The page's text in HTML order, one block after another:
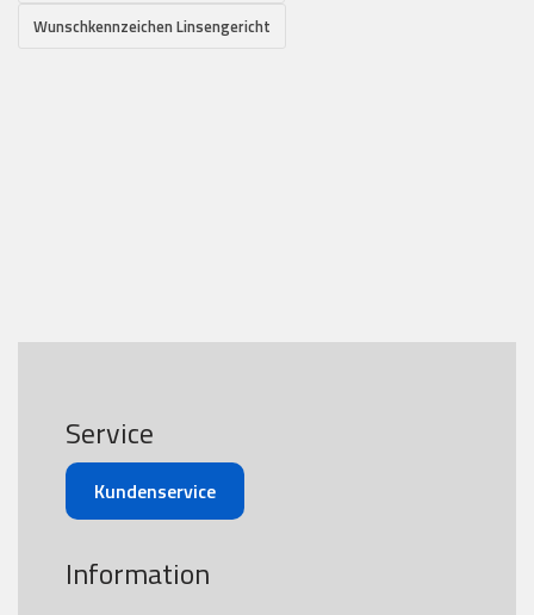
Wunschkennzeichen Linsengericht
Service
Kundenservice
Information